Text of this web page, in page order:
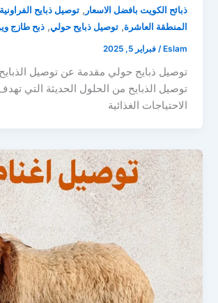
ذبائح الكويت بافضل الاسعار ,توصيل ذبايح الفراونية
المنطقة العاشرة,توصيل ذبايح حولي,ذبح طازج
Eslam
/فبراير 5, 2025
توصيل ذبايح حولي مقدمة عن توصيل
توصيل الذبايح من الحلول الحديثة التي
الاحتياجات الغذائية